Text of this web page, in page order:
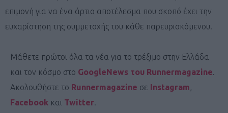
επιμονή για να ένα άρτιο αποτέλεσμα που σκοπό έχει την
ευχαρίστηση της συμμετοχής του κάθε παρευρισκόμενου.
Μάθετε πρώτοι όλα τα νέα για το τρέξιμο στην Ελλάδα
και τον κόσμο στο GoogleNews του Runnermagazine.
Ακολουθήστε το Runnermagazine σε Instagram,
Facebook και Twitter.